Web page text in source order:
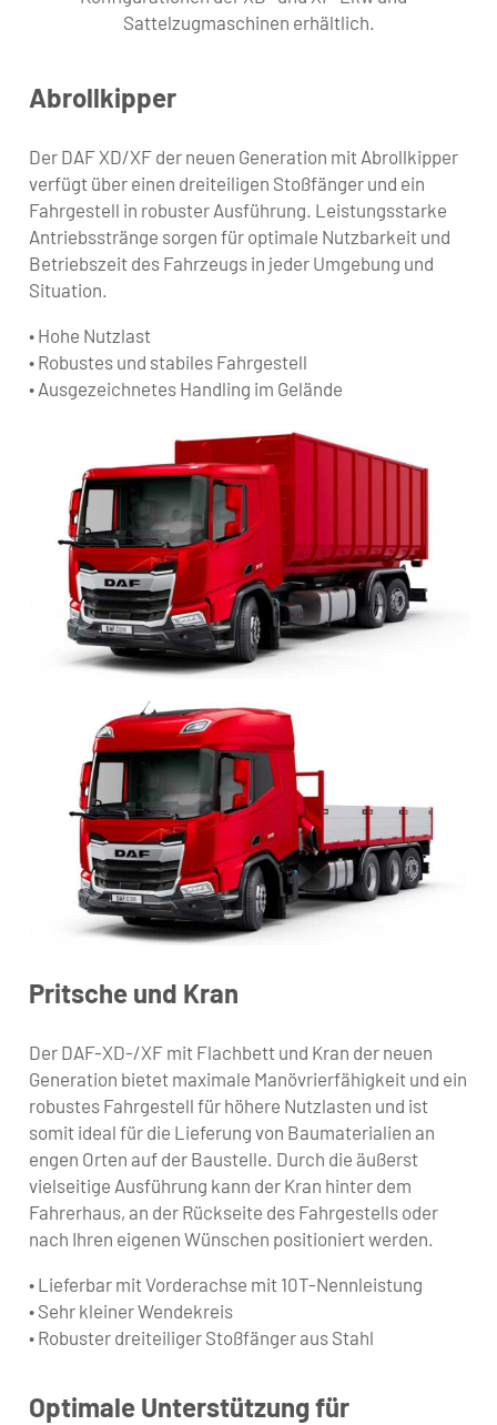
Sattelzugmaschinen erhältlich.
Abrollkipper
Der DAF XD/XF der neuen Generation mit Abrollkipper
verfügt über einen dreiteiligen Stoßfänger und ein
Fahrgestell in robuster Ausführung. Leistungsstarke
Antriebsstränge sorgen für optimale Nutzbarkeit und
Betriebszeit des Fahrzeugs in jeder Umgebung und
Situation.
• Hohe Nutzlast
• Robustes und stabiles Fahrgestell
• Ausgezeichnetes Handling im Gelände
Pritsche und Kran
Der DAF-XD-/XF mit Flachbett und Kran der neuen
Generation bietet maximale Manövrierfähigkeit und ein
robustes Fahrgestell für höhere Nutzlasten und ist
somit ideal für die Lieferung von Baumaterialien an
engen Orten auf der Baustelle. Durch die äußerst
vielseitige Ausführung kann der Kran hinter dem
Fahrerhaus, an der Rückseite des Fahrgestells oder
nach Ihren eigenen Wünschen positioniert werden.
• Lieferbar mit Vorderachse mit 10T-Nennleistung
• Sehr kleiner Wendekreis
• Robuster dreiteiliger Stoßfänger aus Stahl
Optimale Unterstützung für